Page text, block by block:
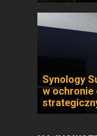
Synology
w ochronie